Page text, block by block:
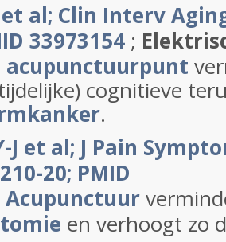
al; Clin Interv
33973154 ;
acupunctuurpunt
cognitieve
.
J et al; J Pain
-20; PMID
Acupunctuur
mie en verhoogt zo